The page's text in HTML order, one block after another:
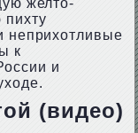
желто-
неприхотливые
к
и
(видео)